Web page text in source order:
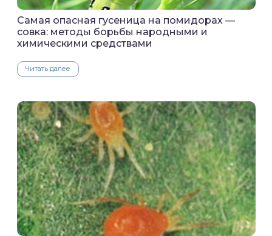
Самая опасная гусеница на помидорах —
совка: методы борьбы народными и
химическими средствами
Читать далее